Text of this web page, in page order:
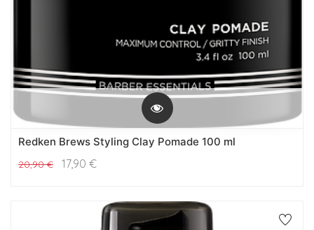
Redken Brews Styling Clay Pomade 100 ml
20,90€ 17,90 €